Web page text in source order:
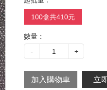
100盒共410元
數量：
-
1 +